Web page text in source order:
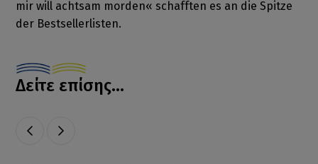
mir will achtsam morden« schafften es an die Spitze
der Bestsellerlisten.
Δείτε επίσης...